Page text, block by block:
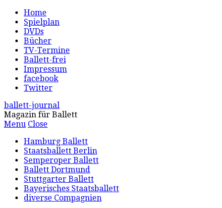
Home
Spielplan
DVDs
Bücher
TV-Termine
Ballett-frei
Impressum
facebook
Twitter
ballett-journal
Magazin für Ballett
Menu Close
Hamburg Ballett
Staatsballett Berlin
Semperoper Ballett
Ballett Dortmund
Stuttgarter Ballett
Bayerisches Staatsballett
diverse Compagnien